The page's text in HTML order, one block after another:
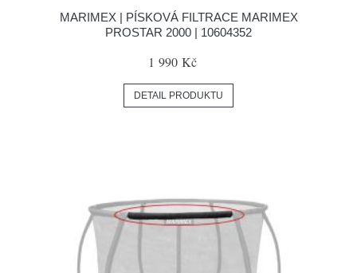
MARIMEX | PÍSKOVÁ FILTRACE MARIMEX
PROSTAR 2000 | 10604352
1 990 Kč
DETAIL PRODUKTU